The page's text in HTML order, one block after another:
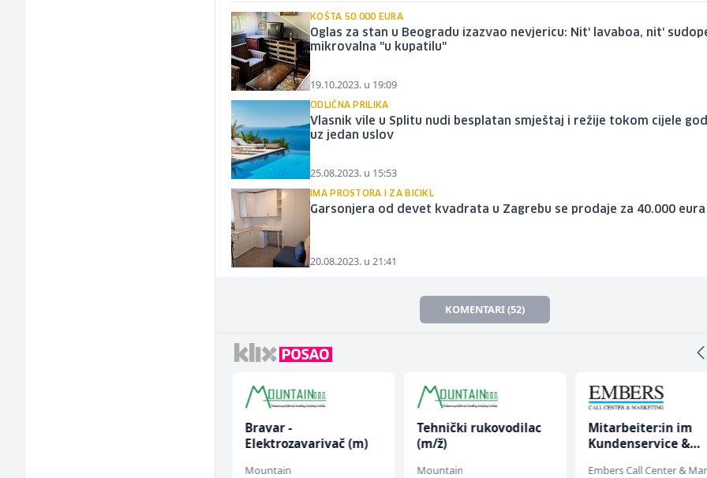
KOŠTA 50.000 EURA
Oglas za stan u Beogradu izazvao nevjericu: Nit' lavaboa, nit'
mikrovalna "u kupatilu"
19.10.2023. u 19:09
ODLIČNA PRILIKA
Vlasnik vile u Splitu nudi besplatan smještaj i režije tokom cijele
uz jedan uslov
25.08.2023. u 15:53
IMA PROSTORA I ZA BICIKL
Garsonjera od devet kvadrata u Zagrebu se prodaje za 40.000 eura
20.08.2023. u 21:41
KOMENTARI (52)
Bravar -
Elektrozavarivač (m)
Mountain
Tehnički rukovodilac
(m/ž)
Mountain
Mitarbeiter:in im
Kundenservice &